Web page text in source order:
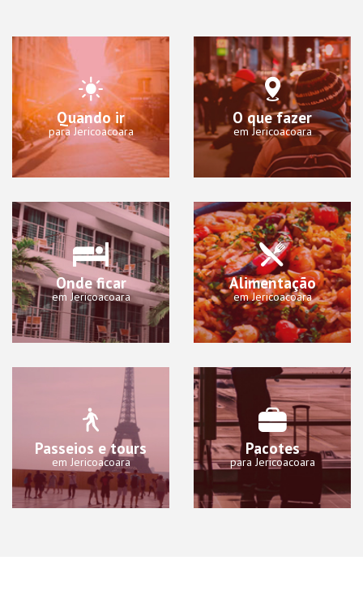
Quando ir
para Jericoacoara
O que fazer
em Jericoacoara
Onde ficar
em Jericoacoara
Alimentação
em Jericoacoara
Passeios e tours
em Jericoacoara
Pacotes
para Jericoacoara